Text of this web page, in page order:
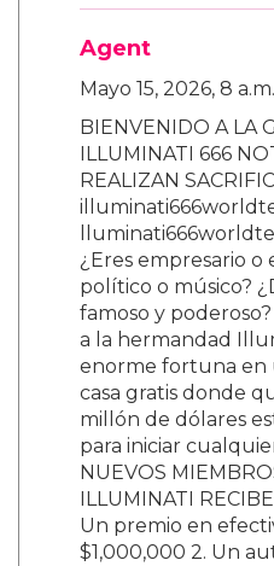
Agent
Mayo 15, 2026, 8 a.m.
BIENVENIDO A LA
ILLUMINATI 666
REALIZAN
¿Eres empresario o
político o músico?
famoso y
a la hermandad
enorme fortuna en
casa gratis donde
millón de dólares
para iniciar
NUEVOS
ILLUMINATI
Un premio en
$1,000,000 2. Un